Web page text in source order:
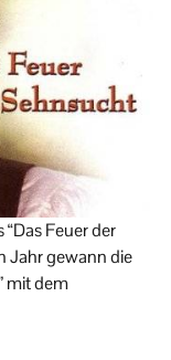
Feuer der
Jahr gewann die
mit dem